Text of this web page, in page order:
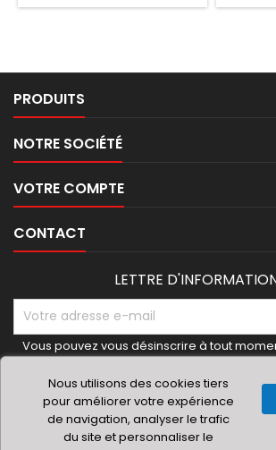
PRODUITS
NOTRE SOCIÉTÉ
VOTRE COMPTE
CONTACT
LETTRE
Vous pouvez vous désinscrire à tout
pour cela nos informations de contact
d'utilisation du site.
Nous utilisons des cookies tiers
pour améliorer votre expérience
de navigation, analyser le trafic
du site et personnaliser le